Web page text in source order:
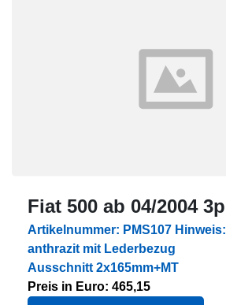
Fiat 500 ab 04/2004 3p
Artikelnummer: PMS107 Hinweis:
anthrazit mit Lederbezug
Ausschnitt 2x165mm+MT
Preis in Euro: 465,15